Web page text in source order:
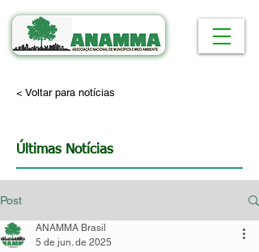
< Voltar para notícias
Últimas Notícias
Post
ANAMMA Brasil
5 de jun. de 2025